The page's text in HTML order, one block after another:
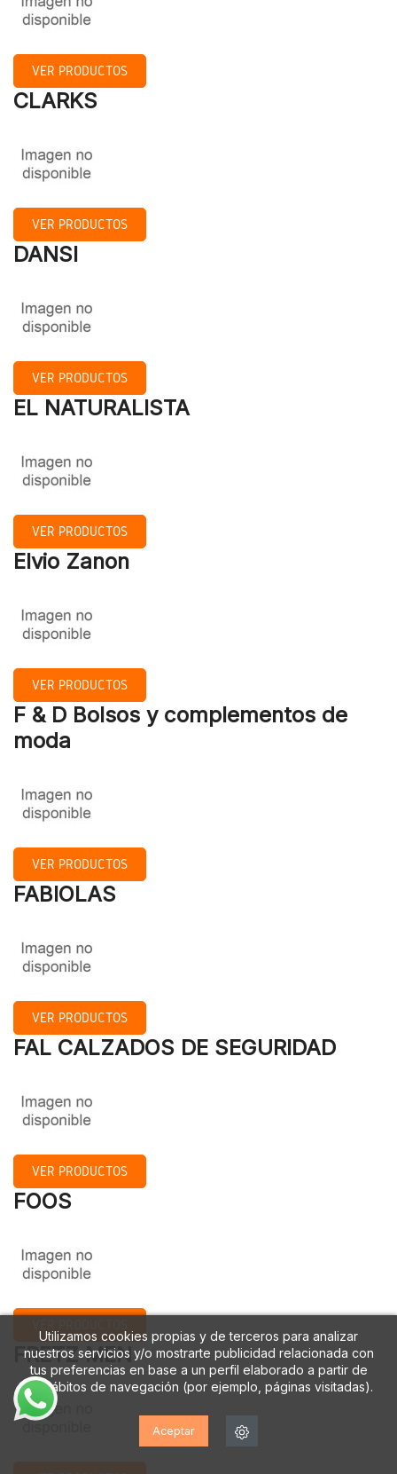
Utilizamos cookies propias y de terceros para analizar
nuestros servicios y/o mostrarte publicidad relacionada con
tus preferencias en base a un perfil elaborado a partir de
tus hábitos de navegación (por ejemplo, páginas visitadas).
Aceptar
VER PRODUCTOS
CLARKS
VER PRODUCTOS
DANSI
VER PRODUCTOS
EL NATURALISTA
VER PRODUCTOS
Elvio Zanon
VER PRODUCTOS
F & D Bolsos y complementos de
moda
VER PRODUCTOS
FABIOLAS
VER PRODUCTOS
FAL CALZADOS DE SEGURIDAD
VER PRODUCTOS
FOOS
FRETZ MEN